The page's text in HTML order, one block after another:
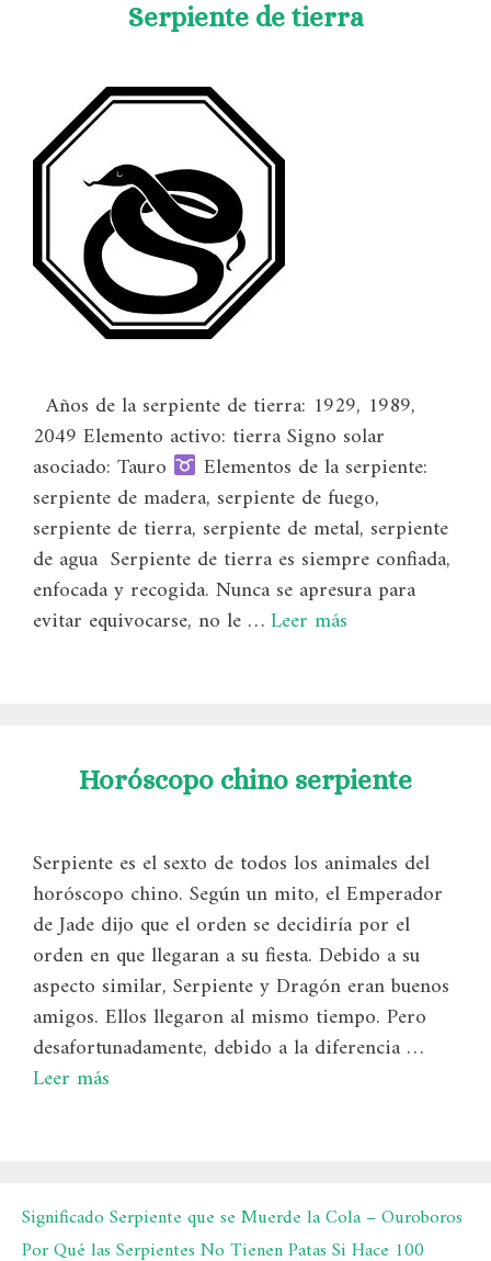
Serpiente de tierra
Años de la serpiente de tierra: 1929, 1989,
2049 Elemento activo: tierra Signo solar
asociado: Tauro
Elementos de la serpiente:
serpiente de madera, serpiente de fuego,
serpiente de tierra, serpiente de metal, serpiente
de agua Serpiente de tierra es siempre confiada,
enfocada y recogida. Nunca se apresura para
evitar equivocarse, no le …Leer más
Horóscopo chino serpiente
Serpiente es el sexto de todos los animales del
horóscopo chino. Según un mito, el Emperador
de Jade dijo que el orden se decidiría por el
orden en que llegaran a su fiesta. Debido a su
aspecto similar, Serpiente y Dragón eran buenos
amigos. Ellos llegaron al mismo tiempo. Pero
desafortunadamente, debido a la diferencia …
Leer más
Significado Serpiente que se Muerde la Cola – Ouroboros
Por Qué las Serpientes No Tienen Patas Si Hace 100